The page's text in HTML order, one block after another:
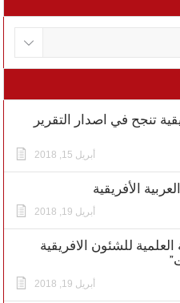
تنجح في اصدار التقرير
أبريل 15, 2018
الأفريقية
أبريل 19, 2018
للشئون الافريقية
أبريل 19, 2018